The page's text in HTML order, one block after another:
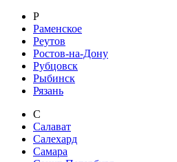
Р
Раменское
Реутов
Ростов-на-Дону
Рубцовск
Рыбинск
Рязань
С
Салават
Салехард
Самара